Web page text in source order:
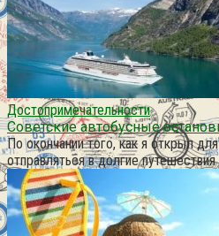
Достопримечательности
Советские автобусные
По окончании того, как я открыл
отправляться в долгие путешествия